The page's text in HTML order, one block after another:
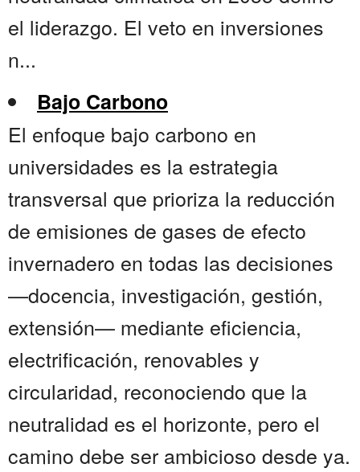
el liderazgo. El veto en inversiones
n...
Bajo Carbono
El enfoque bajo carbono en
universidades es la estrategia
transversal que prioriza la reducción
de emisiones de gases de efecto
invernadero en todas las decisiones
—docencia, investigación, gestión,
extensión— mediante eficiencia,
electrificación, renovables y
circularidad, reconociendo que la
neutralidad es el horizonte, pero el
camino debe ser ambicioso desde ya.